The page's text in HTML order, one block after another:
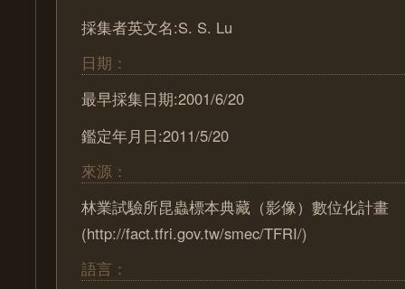
採集者英文名:S. S. Lu
日期：
最早採集日期:2001/6/20
鑑定年月日:2011/5/20
來源：
林業試驗所昆蟲標本典藏（影像）數位化計畫
(http://fact.tfri.gov.tw/smec/TFRI/)
語言：